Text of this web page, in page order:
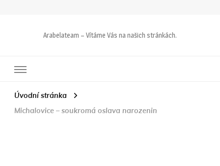
Arabelateam – Vítáme Vás na našich stránkách.
Úvodní stránka
Michalovice – soukromá oslava narozenin